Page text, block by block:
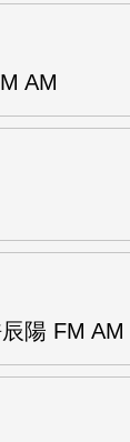
AM
陽 FM AM